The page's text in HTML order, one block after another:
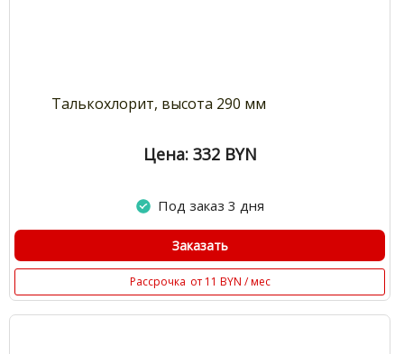
Талькохлорит, высота 290 мм
Цена: 332 BYN
Под заказ 3 дня
Заказать
Рассрочка от 11 BYN / мес